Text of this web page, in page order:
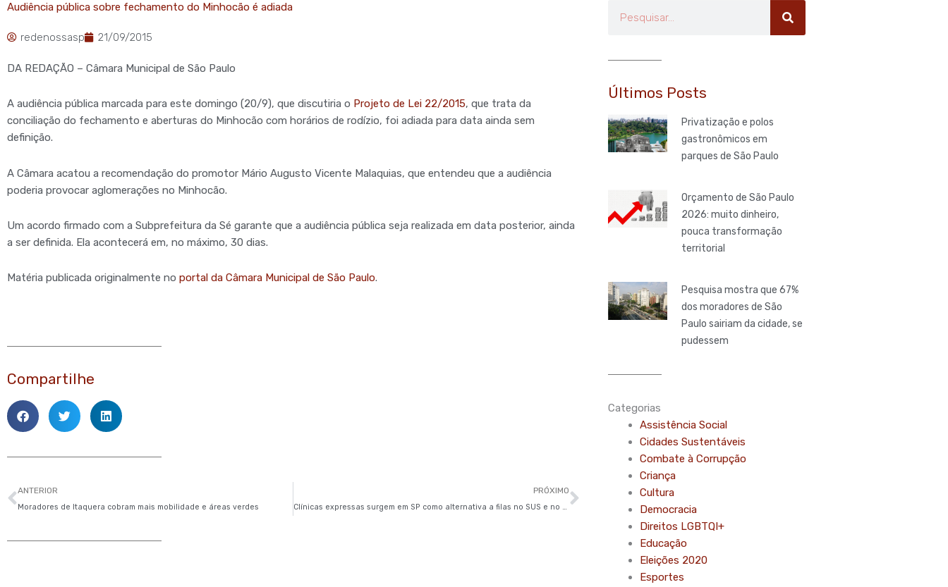
Audiência pública sobre fechamento do Minhocão é adiada
redenossasp 21/09/2015
DA REDAÇÃO – Câmara Municipal de São Paulo
A audiência pública marcada para este domingo (20/9), que discutiria o Projeto de Lei 22/2015, que trata da
conciliação do fechamento e aberturas do Minhocão com horários de rodízio, foi adiada para data ainda sem
definição.
A Câmara acatou a recomendação do promotor Mário Augusto Vicente Malaquias, que entendeu que a audiência
poderia provocar aglomerações no Minhocão.
Um acordo firmado com a Subprefeitura da Sé garante que a audiência pública seja realizada em data posterior, ainda
a ser definida. Ela acontecerá em, no máximo, 30 dias.
Matéria publicada originalmente no portal da Câmara Municipal de São Paulo.
Compartilhe
Anterior
ANTERIOR
Moradores de Itaquera cobram mais mobilidade e áreas verdes
PRÓXIMO
Clínicas expressas surgem em SP como alternativa a filas no SUS e no plano de saúde
Próximo
Últimos Posts
Privatização e polos
gastronômicos em
parques de São Paulo
Orçamento de São Paulo
2026: muito dinheiro,
pouca transformação
territorial
Pesquisa mostra que 67%
dos moradores de São
Paulo sairiam da cidade, se
pudessem
Categorias
Assistência Social
Cidades Sustentáveis
Combate à Corrupção
Criança
Cultura
Democracia
Direitos LGBTQI+
Educação
Eleições 2020
Esportes